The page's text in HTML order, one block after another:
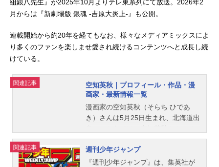
組銀八先生』が2025年10月よりテレ東系列にて放送。2026年2
月からは『新劇場版 銀魂 -吉原大炎上-』も公開。
連載開始から約20年を経てもなお、様々なメディアミックスによ
り多くのファンを楽しませ愛され続けるコンテンツへと成長し続
けている。
関連記事
空知英秋｜プロフィール・作品・漫
画家・最新情報一覧
漫画家の空知英秋（そらち ひであ
き）さんは5月25日生まれ、北海道出
ススメ記事をご紹介！
関連記事
週刊少年ジャンプ
『週刊少年ジャンプ』は、集英社が